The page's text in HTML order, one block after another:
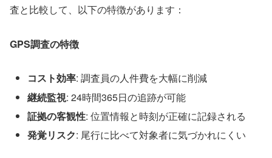
査と比較して、以下の特徴があります：
GPS調査の特徴
コスト効率: 調査員の人件費を大幅に削減
継続監視: 24時間365日の追跡が可能
証拠の客観性: 位置情報と時刻が正確に記録される
発覚リスク: 尾行に比べて対象者に気づかれにくい